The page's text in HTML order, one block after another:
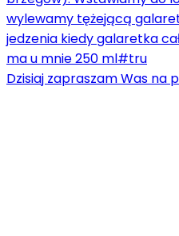
Dzisiaj zapraszam Was na